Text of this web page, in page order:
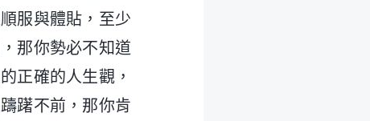
服與體貼，至少
那你勢必不知道
正確的人生觀，
躇不前，那你肯